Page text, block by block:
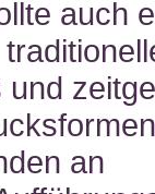
auch
und
an